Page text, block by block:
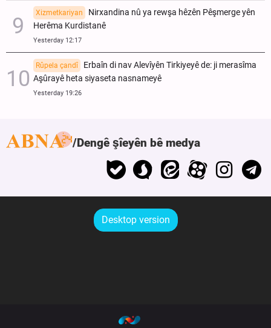
Xizmetkariyan
Nirxandina nû ya rewşa hêzên Pêşmerge yên
Herêma Kurdistanê
Yesterday 12:17
Rûpela çandî
Erbaîn di nav Alevîyên Tirkiyeyê de: ji merasîma
Aşûrayê heta siyaseta nasnameyê
Yesterday 19:26
Dengê şîeyên bê medya
Desktop version